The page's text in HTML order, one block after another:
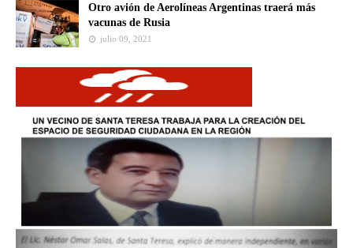
Otro avión de Aerolíneas Argentinas traerá más
vacunas de Rusia
julio 09, 2021